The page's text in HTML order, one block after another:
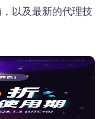
以及最新的代理技